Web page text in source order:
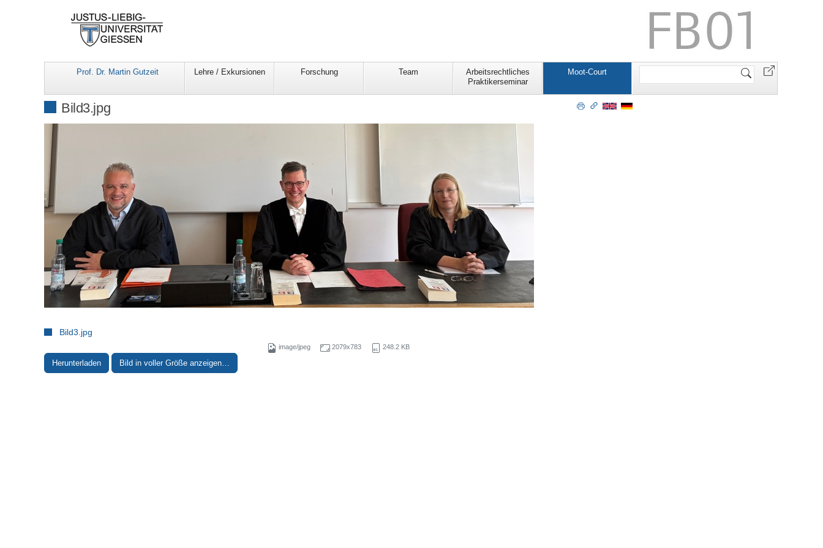
Prof. Dr. Martin Gutzeit Lehre / Exkursionen Forschung Team
Arbeitsrechtliches
Praktikerseminar
Moot-Court
Website
Bild3.jpg
Bild3.jpg
image/jpeg 2079x783 248.2 KB
Herunterladen Bild in voller Größe anzeigen…